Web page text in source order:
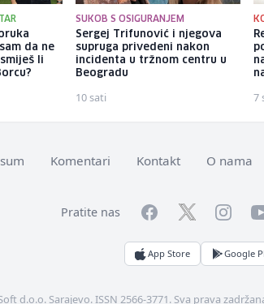
da ne
li
SUKOB S OSIGURANJEM
Sergej Trifunović i njegova
supruga privedeni nakon
incidenta u tržnom centru u
Beogradu
10 sati 7
Komentari Kontakt O nama
Pratite nas FacebookTwitter
App Store Google
d.o.o. Sarajevo. ISSN 2566-3771. Sva prava